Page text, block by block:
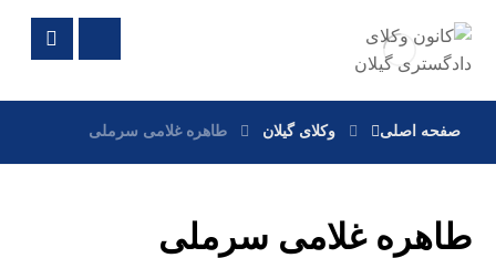
صفحه اصلی وکلای گیلان طاهره غلامی سرملی
طاهره غلامی سرملی